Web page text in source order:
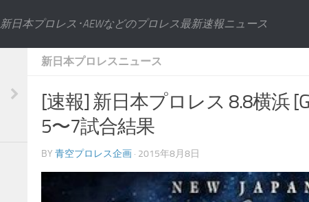
新日本プロレス･AEWなどのプロレス最新速報ニュース
新日本プロレスニュース
[速報] 新日本プロレス 8.8横浜
5〜7試合結果
BY 青空プロレス企画 · 2015年8月8日